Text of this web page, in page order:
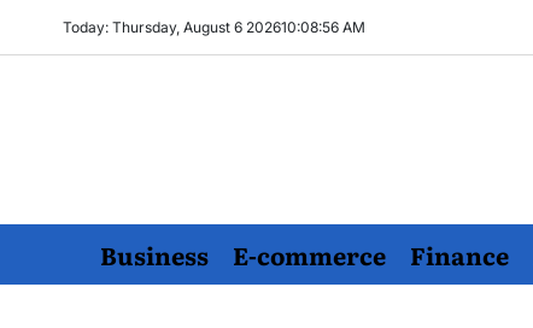
Today: Thursday, August 6 202610:08:57 AM
Business E-commerce Finance